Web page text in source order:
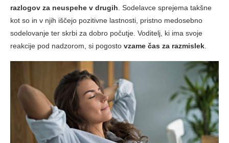
razlogov za neuspehe v drugih . Sodelavce sprejema takšne
kot so in v njih iščejo pozitivne lastnosti, pristno medosebno
sodelovanje ter skrbi za dobro počutje. Voditelj, ki ima svoje
reakcije pod nadzorom, si pogosto vzame čas za razmislek